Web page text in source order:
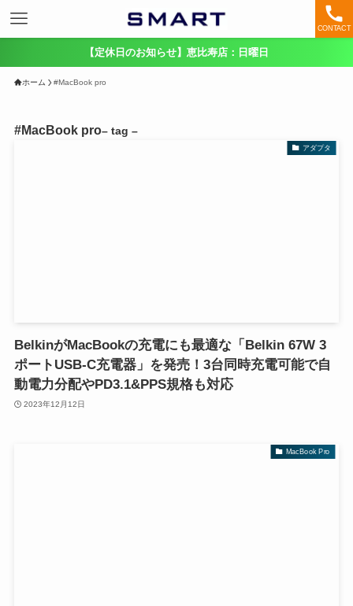
CONTACT
【定休日のお知らせ】恵比寿店：日曜日
ホーム #MacBook pro
#MacBook pro– tag –
アダプタ
BelkinがMacBookの充電にも最適な「Belkin 67W 3
ポートUSB-C充電器」を発売！3台同時充電可能で自
動電力分配やPD3.1&PPS規格も対応
2023年12月12日
MacBook Pro